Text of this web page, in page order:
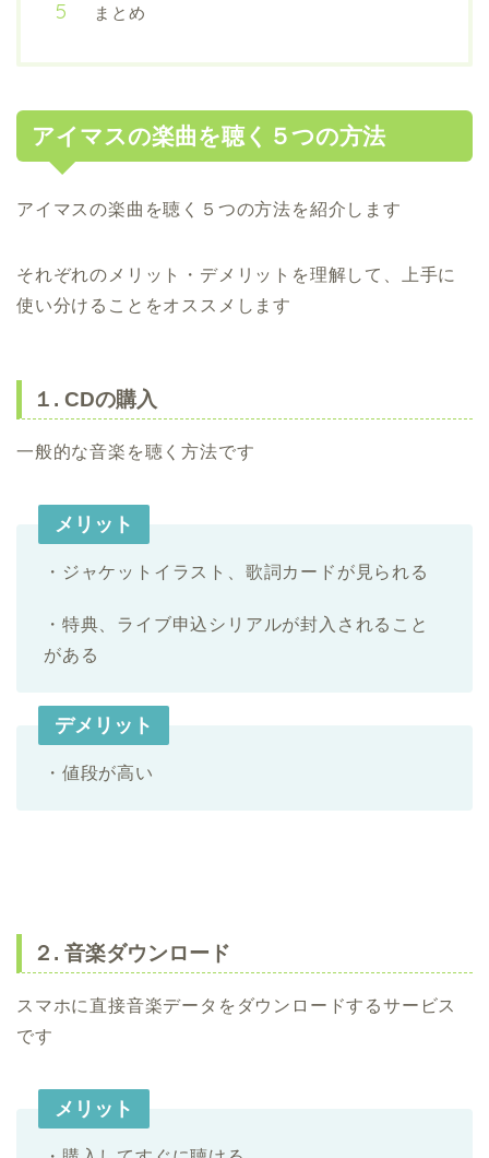
まとめ
アイマスの楽曲を聴く５つの方法
アイマスの楽曲を聴く５つの方法を紹介します
それぞれのメリット・デメリットを理解して、上手に
使い分けることをオススメします
１. CDの購入
一般的な音楽を聴く方法です
メリット
・ジャケットイラスト、歌詞カードが見られる
・特典、ライブ申込シリアルが封入されること
がある
デメリット
・値段が高い
２. 音楽ダウンロード
スマホに直接音楽データをダウンロードするサービス
です
メリット